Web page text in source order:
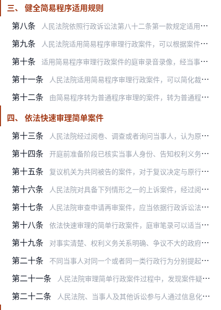
三、 健全简易程序适用规则
第八条
人民法院依照行政诉讼法第八十二条第一款规定适用简易程序审理的行政案件，可以向当事人发送简易程序审理通知书，告知审理方式、审理期限等事项。
第九条 人民法院适用简易程序审理行政案件，可以根据案件情况，采取下列方式简化庭审程序，但应当保障当事人答辩、举证、质证、陈述、辩论等诉讼权利：
第十条 适用简易程序审理行政案件的庭审录音录像，经当事人同意的，可以代替法庭笔录。
第十一条 人民法院适用简易程序审理行政案件，可以简化裁判文书，但应当包含当事人基本信息、诉讼请求、答辩意见、主要事实、简要裁判理由、裁判依据和裁判主文，以及诉讼费用负担、…
第十二条 由简易程序转为普通程序审理的案件，转为普通程序前已经进行的诉讼行为有效，双方当事人已确认的无争议事实，可以不再进行举证、质证。
四、 依法快速审理简单案件
第十三条
人民法院经过阅卷、调查或者询问当事人，认为原告起诉不符合法定起诉条件的，可以迳行裁定驳回起诉，但需要开庭审理查明相关事实的除外。
第十四条 开庭前准备阶段已核实当事人身份、告知权利义务、进行证据交换的，开庭审理时不再重复进行。
第十五条 复议机关为共同被告的案件，对于复议决定与原行政行为认定一致的事实，对方当事人在庭审中明确表示认可的，人民法院可以简化庭审举证和质证，但有相反证据足以推翻该事实的…
第十六条 人民法院对具备下列情形之一的上诉案件，经过阅卷、调查或者询问当事人，对没有提出新的事实、证据或者理由的，可以不开庭审理：
第十七条 人民法院审查申请再审案件，应当依据行政诉讼法第九十一条规定，结合当事人的再审请求及理由进行审查。需要询问当事人的，可以通过诉讼平台、电话、手机短信、即时通讯账号…
第十八条 依法快速审理的简单行政案件，庭审笔录可以适当简化。相关庭审录音录像应当制作光盘等存储介质，一并入卷归档。
第十九条 对事实清楚、权利义务关系明确、争议不大的政府信息公开、不履行法定职责、不予受理或者程序性驳回复议申请以及商标授权确权等行政案件，人民法院可以结合被诉行政行为合法…
第二十条 不同当事人对同一个或者同一类行政行为分别提起诉讼的，可以集中立案，由同一审判团队实行集中排期、开庭、审理、宣判。
第二十一条 人民法院审理简单行政案件过程中，发现案件疑难复杂的，应当及时转为复杂案件进行审理。需要变更合议庭或者审判员的，应当告知当事人。
第二十二条 人民法院、当事人及其他诉讼参与人通过信息化诉讼平台在线开展行政诉讼活动，行政诉讼法没有规定的，可以参照适用民事诉讼法及民事诉讼程序繁简分流的相关规定。